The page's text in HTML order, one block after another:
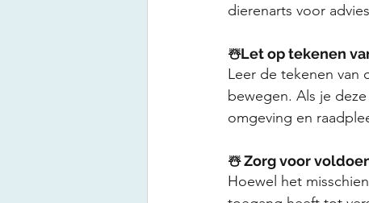
dierenarts voor
☃️Let op tekenen
Leer de tekenen van
bewegen. Als je
omgeving en
☃️ Zorg voor
Hoewel het